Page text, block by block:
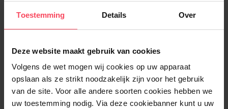
Toestemming Details Over
Deze website maakt gebruik van cookies
Volgens de wet mogen wij cookies op uw apparaat
opslaan als ze strikt noodzakelijk zijn voor het gebruik
van de site. Voor alle andere soorten cookies hebben we
uw toestemming nodig. Via deze cookiebanner kunt u uw
Voedingssupplement
€ 11,39 In winkelmandje
Voedingssupplement
€ 6,99 In winkelmandje